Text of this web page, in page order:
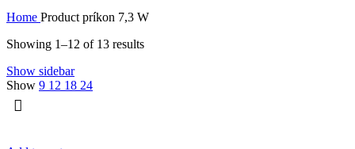
Home Product príkon 7,3 W
Showing 1–12 of 13 results
Show sidebar
Show 9 12 18 24